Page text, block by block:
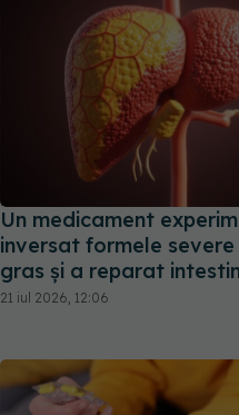
Un medicament
inversat formele
gras și a reparat
21 iul 2026, 12:06